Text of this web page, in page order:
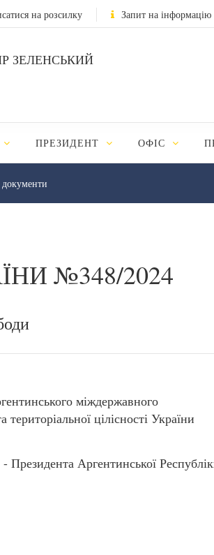
на розсилку Запит на інформацію
ЗЕЛЕНСЬКИЙ
ПРЕЗИДЕНТ ОФІС
документи
№348/2024
міждержавного
цілісності України
Аргентинської